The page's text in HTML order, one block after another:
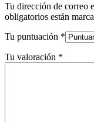
Tu dirección de correo
obligatorios están
Tu puntuación *
Tu valoración *